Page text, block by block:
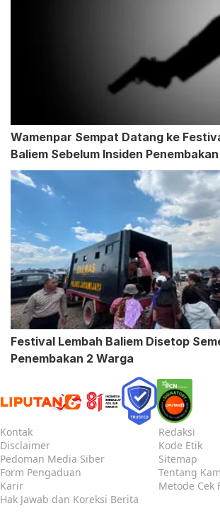
Wamenpar Sempat Datang ke
Baliem Sebelum Insiden Penembakan
Festival Lembah Baliem Disetop
Penembakan 2 Warga
Kontak
Redaksi
Disclaimer
Kode Etik
Pedoman Media Siber
Sitemap
Form Pengaduan
Tentang
Karir
Metode Cek
Hak Jawab dan Koreksi Berita